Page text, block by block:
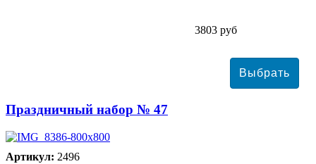
3803 руб
Праздничный набор № 47
Артикул: 2496